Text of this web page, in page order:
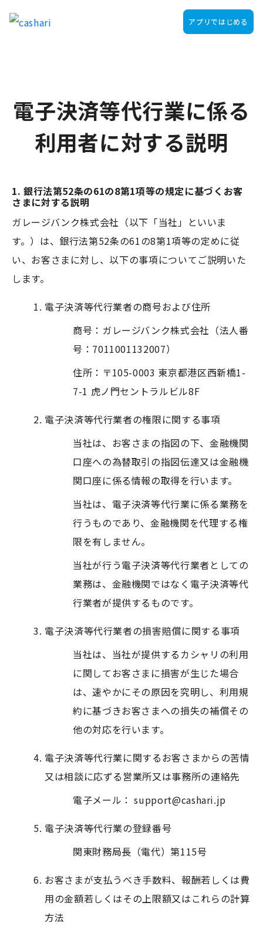
アプリではじめる
電子決済等代行業に係る
利用者に対する説明
1. 銀行法第52条の61の8第1項等の規定に基づくお客
さまに対する説明
ガレージバンク株式会社（以下「当社」といいま
す。）は、銀行法第52条の61の8第1項等の定めに従
い、お客さまに対し、以下の事項についてご説明いた
します。
電子決済等代行業者の商号および住所
商号：ガレージバンク株式会社（法人番
号：7011001132007）
住所：〒105-0003 東京都港区西新橋1-
7-1 虎ノ門セントラルビル8F
電子決済等代行業者の権限に関する事項
当社は、お客さまの指図の下、金融機関
口座への為替取引の指図伝達又は金融機
関口座に係る情報の取得を行います。
当社は、電子決済等代行業に係る業務を
行うものであり、金融機関を代理する権
限を有しません。
当社が行う電子決済等代行業者としての
業務は、金融機関ではなく電子決済等代
行業者が提供するものです。
電子決済等代行業者の損害賠償に関する事項
当社は、当社が提供するカシャリの利用
に関してお客さまに損害が生じた場合
は、速やかにその原因を究明し、利用規
約に基づきお客さまへの損失の補償その
他の対応を行います。
電子決済等代行業に関するお客さまからの苦情
又は相談に応ずる営業所又は事務所の連絡先
電子メール： support@cashari.jp
電子決済等代行業の登録番号
関東財務局長（電代）第115号
お客さまが支払うべき手数料、報酬若しくは費
用の金額若しくはその上限額又はこれらの計算
方法